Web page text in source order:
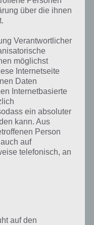
Level von 100 Squares
herauszubekommen.
welches die ersten fünf
zeigt das Video
über die ihnen
Verantwortlicher
möglichst
Internetseite
Daten
Internetbasierte
ein absoluter
kann. Aus
Person
auf
telefonisch, an
auf den